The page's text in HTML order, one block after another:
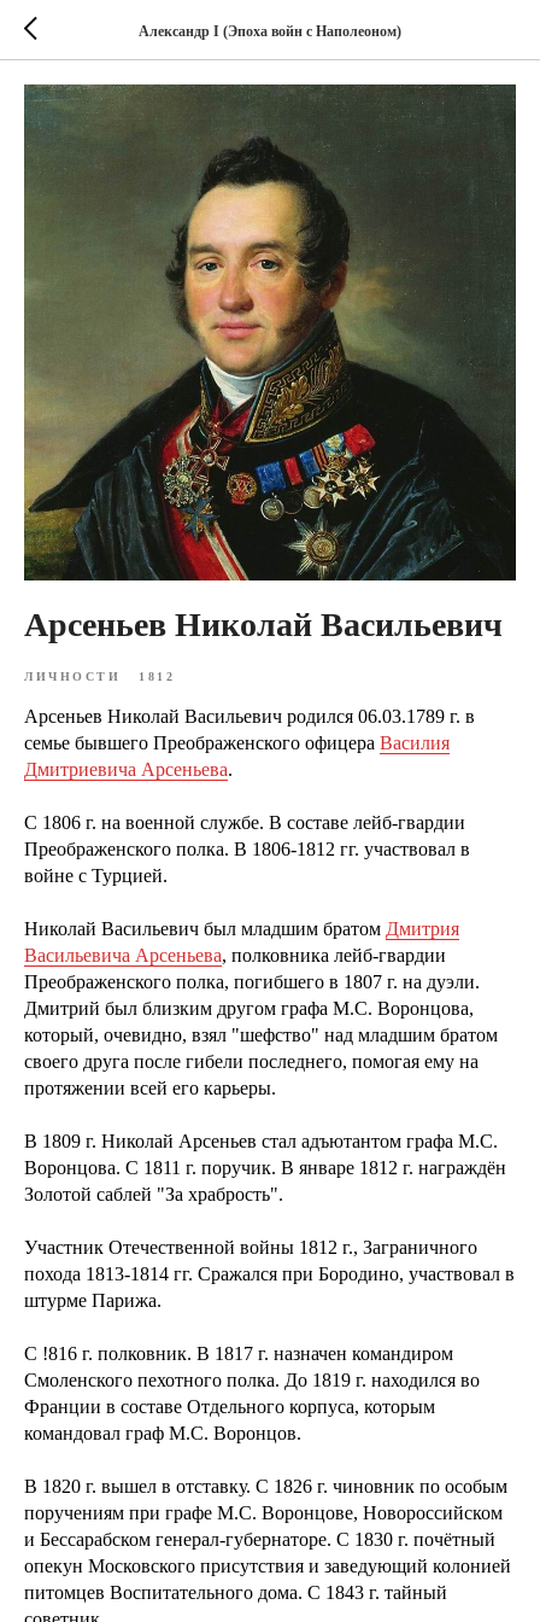
Александр I (Эпоха войн с Наполеоном)
Арсеньев Николай Васильевич
ЛИЧНОСТИ 1812
Арсеньев Николай Васильевич родился 06.03.1789 г. в
семье бывшего Преображенского офицера Василия
Дмитриевича Арсеньева.
С 1806 г. на военной службе. В составе лейб-гвардии
Преображенского полка. В 1806-1812 гг. участвовал в
войне с Турцией.
Николай Васильевич был младшим братом Дмитрия
Васильевича Арсеньева, полковника лейб-гвардии
Преображенского полка, погибшего в 1807 г. на дуэли.
Дмитрий был близким другом графа М.С. Воронцова,
который, очевидно, взял "шефство" над младшим братом
своего друга после гибели последнего, помогая ему на
протяжении всей его карьеры.
В 1809 г. Николай Арсеньев стал адъютантом графа М.С.
Воронцова. С 1811 г. поручик. В январе 1812 г. награждён
Золотой саблей "За храбрость".
Участник Отечественной войны 1812 г., Заграничного
похода 1813-1814 гг. Сражался при Бородино, участвовал в
штурме Парижа.
С !816 г. полковник. В 1817 г. назначен командиром
Смоленского пехотного полка. До 1819 г. находился во
Франции в составе Отдельного корпуса, которым
командовал граф М.С. Воронцов.
В 1820 г. вышел в отставку. С 1826 г. чиновник по особым
поручениям при графе М.С. Воронцове, Новороссийском
и Бессарабском генерал-губернаторе. С 1830 г. почётный
опекун Московского присутствия и заведующий колонией
питомцев Воспитательного дома. С 1843 г. тайный